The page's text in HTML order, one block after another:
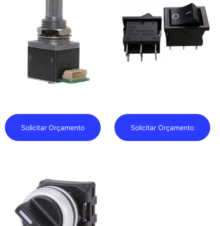
Solicitar Orçamento Solicitar Orçamento